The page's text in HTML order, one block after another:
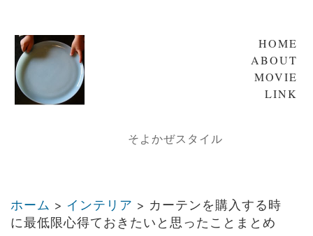
HOME
ABOUT
MOVIE
LINK
そよかぜスタイル
ホーム > インテリア > カーテンを購入する時
に最低限心得ておきたいと思ったことまとめ